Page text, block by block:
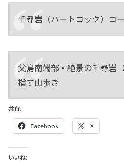
千尋岩（ハートロック）コ
父島南端部・絶景の千尋岩
指す山歩き
共有:
Facebook X
いいね: